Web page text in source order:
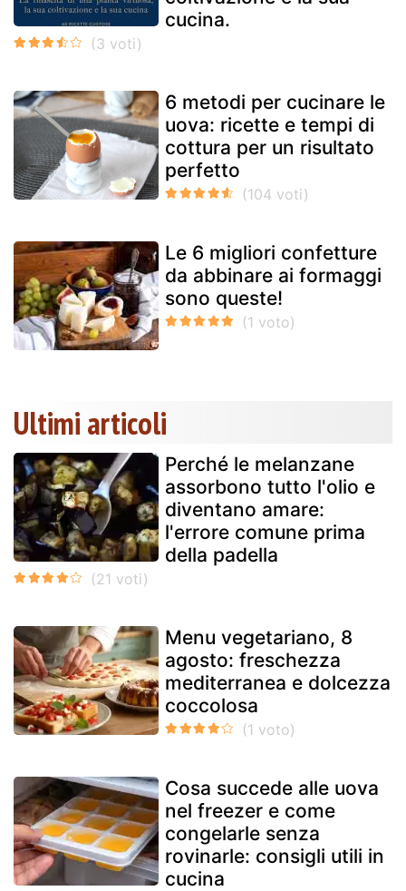
cucina.
6 metodi per cucinare le
uova: ricette e tempi di
cottura per un risultato
perfetto
Le 6 migliori confetture
da abbinare ai formaggi
sono queste!
Ultimi articoli
Perché le melanzane
assorbono tutto l'olio e
diventano amare:
l'errore comune prima
della padella
Menu vegetariano, 8
agosto: freschezza
mediterranea e dolcezza
coccolosa
Cosa succede alle uova
nel freezer e come
congelarle senza
rovinarle: consigli utili in
cucina